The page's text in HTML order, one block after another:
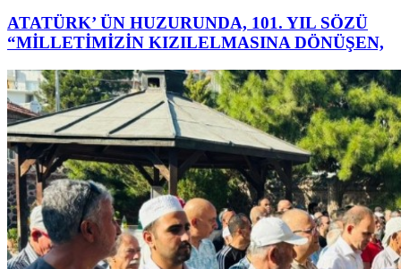
ATATÜRK’ ÜN HUZURUNDA, 101. YIL SÖZÜ
“MİLLETİMİZİN KIZILELMASINA DÖNÜŞEN,